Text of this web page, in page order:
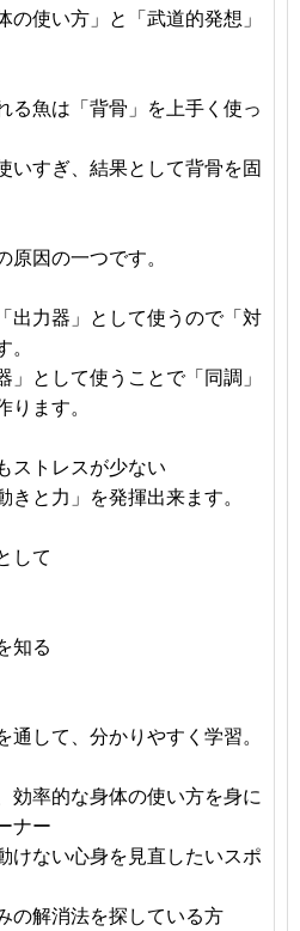
使い方」と「武道的発想」
る魚は「背骨」を上手く使っ
いすぎ、結果として背骨を固
因の一つです。
出力器」として使うので「対
として使うことで「同調」
ります。
ストレスが少ない
と力」を発揮出来ます。
して
知る
して、分かりやすく学習。
効率的な身体の使い方を身に
ナー
けない心身を見直したいスポ
の解消法を探している方